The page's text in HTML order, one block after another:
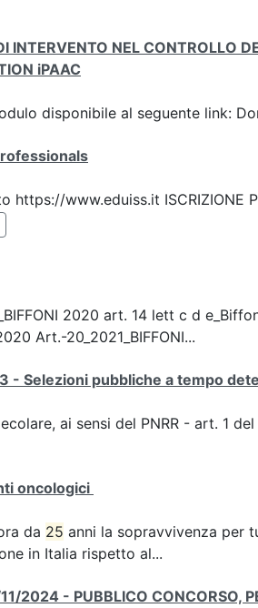
INTERVENTO NEL CONTROLLO
iPAAC
disponibile al seguente link:
www.eduiss.it ISCRIZIONE
2020 art. 14 lett c d
Art.-20_2021_BIFFONI...
- Selezioni pubbliche a tempo
ai sensi del PNRR - art. 1
oncologici
da 25 anni la sopravvivenza per
in Italia rispetto al...
2024 - PUBBLICO CONCORSO,